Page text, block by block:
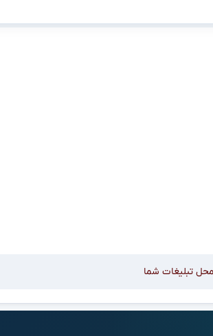
محل تبلیغات شما